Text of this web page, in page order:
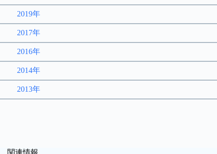
2019年
2017年
2016年
2014年
2013年